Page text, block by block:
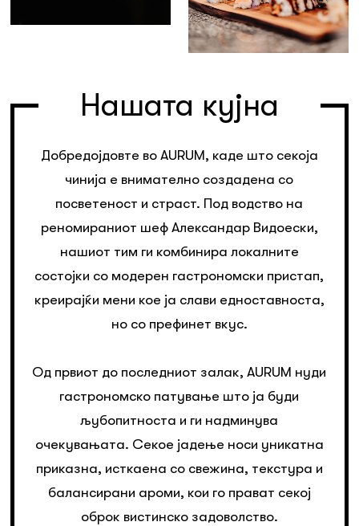
Нашата кујна
Добредојдовте во AURUM, каде што секоја
чинија е внимателно создадена со
посветеност и страст. Под водство на
реномираниот шеф Александар Видоески,
нашиот тим ги комбинира локалните
состојки со модерен гастрономски пристап,
креирајќи мени кое ја слави едноставноста,
но со префинет вкус.
Од првиот до последниот залак, AURUM нуди
гастрономско патување што ја буди
љубопитноста и ги надминува
очекувањата. Секое јадење носи уникатна
приказна, исткаена со свежина, текстура и
балансирани ароми, кои го прават секој
оброк вистинско задоволство.